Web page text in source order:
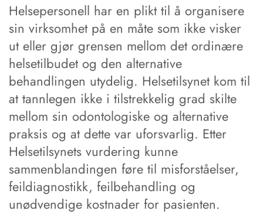
Helsepersonell har en plikt til å organisere
sin virksomhet på en måte som ikke visker
ut eller gjør grensen mellom det ordinære
helsetilbudet og den alternative
behandlingen utydelig. Helsetilsynet kom til
at tannlegen ikke i tilstrekkelig grad skilte
mellom sin odontologiske og alternative
praksis og at dette var uforsvarlig. Etter
Helsetilsynets vurdering kunne
sammenblandingen føre til misforståelser,
feildiagnostikk, feilbehandling og
unødvendige kostnader for pasienten.